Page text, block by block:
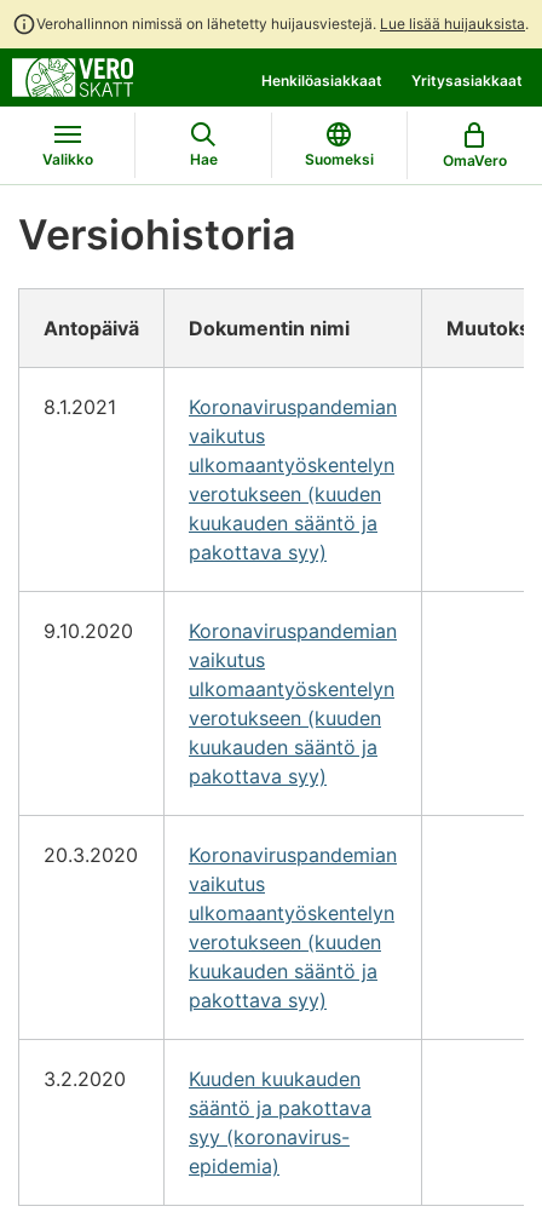
Verohallinnon nimissä on lähetetty huijausviestejä. Lue lisää huijauksista.
suoraan
sisältöön
koko
sivuston
hakuun
Henkilöasiakkaat Yritysasiakkaat
Valikko Hae Suomeksi OmaVero
Versiohistoria
Antopäivä Dokumentin nimi
8.1.2021
Koronaviruspandemian
vaikutus
ulkomaantyöskentelyn
verotukseen (kuuden
kuukauden sääntö ja
pakottava syy)
9.10.2020
Koronaviruspandemian
vaikutus
ulkomaantyöskentelyn
verotukseen (kuuden
kuukauden sääntö ja
pakottava syy)
20.3.2020
Koronaviruspandemian
vaikutus
ulkomaantyöskentelyn
verotukseen (kuuden
kuukauden sääntö ja
pakottava syy)
3.2.2020
Kuuden kuukauden
sääntö ja pakottava
syy (koronavirus-
epidemia)